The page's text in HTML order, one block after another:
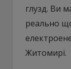
глузд. Ви
реально
Житомирі.